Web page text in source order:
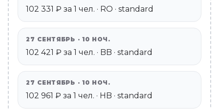
102 331 ₽ за 1 чел. · RO · standard
27 СЕНТЯБРЬ · 10 НОЧ.
102 421 ₽ за 1 чел. · BB · standard
27 СЕНТЯБРЬ · 10 НОЧ.
102 961 ₽ за 1 чел. · HB · standard